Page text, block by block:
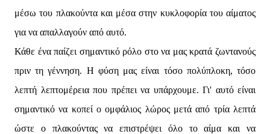
μέσω του πλακούντα και μέσα στην κυκλοφορία του αίματος
για να απαλλαγούν από αυτό.
Κάθε ένα παίζει σημαντικό ρόλο στο να μας κρατά ζωντανούς
πριν τη γέννηση. Η φύση μας είναι τόσο πολύπλοκη, τόσο
λεπτή λεπτομέρεια που πρέπει να υπάρχουμε. Γι' αυτό είναι
σημαντικό να κοπεί ο ομφάλιος λώρος μετά από τρία λεπτά
ώστε ο πλακούντας να επιστρέψει όλο το αίμα και να